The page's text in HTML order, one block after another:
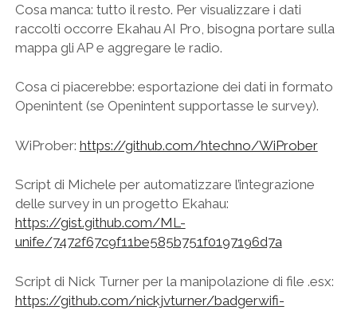
Cosa manca: tutto il resto. Per visualizzare i dati
raccolti occorre Ekahau AI Pro, bisogna portare sulla
mappa gli AP e aggregare le radio.
Cosa ci piacerebbe: esportazione dei dati in formato
Openintent (se Openintent supportasse le survey).
WiProber: https://github.com/htechno/WiProber
Script di Michele per automatizzare l’integrazione
delle survey in un progetto Ekahau:
https://gist.github.com/ML-
unife/7472f67c9f11be585b751f0197196d7a
Script di Nick Turner per la manipolazione di file .esx:
https://github.com/nickjvturner/badgerwifi-